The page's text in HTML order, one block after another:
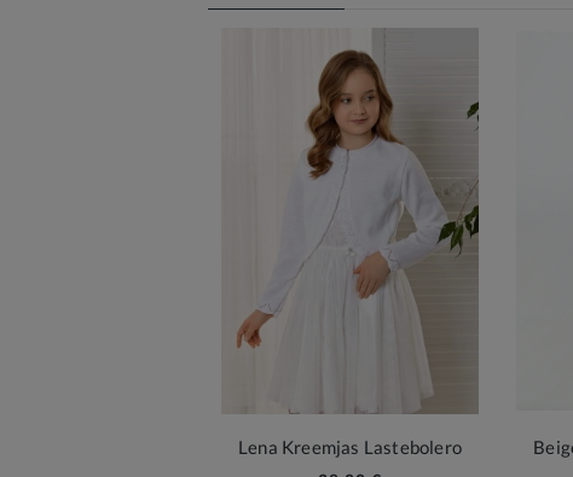
Lena Kreemjas Lastebolero